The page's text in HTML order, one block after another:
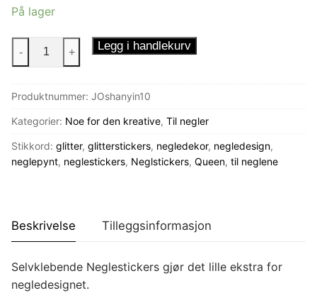
På lager
Neglestickers
Glittertipper
antall
- + Legg i handlekurv
Produktnummer: JOshanyin10
Kategorier: Noe for den kreative, Til negler
Stikkord: glitter, glitterstickers, negledekor, negledesign,
neglepynt, neglestickers, Neglstickers, Queen, til neglene
Beskrivelse Tilleggsinformasjon
Selvklebende Neglestickers gjør det lille ekstra for
negledesignet.